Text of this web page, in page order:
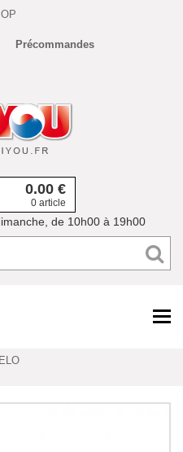
Précommandes
0.00 €
0 article
de 10h00 à 19h00
ELO